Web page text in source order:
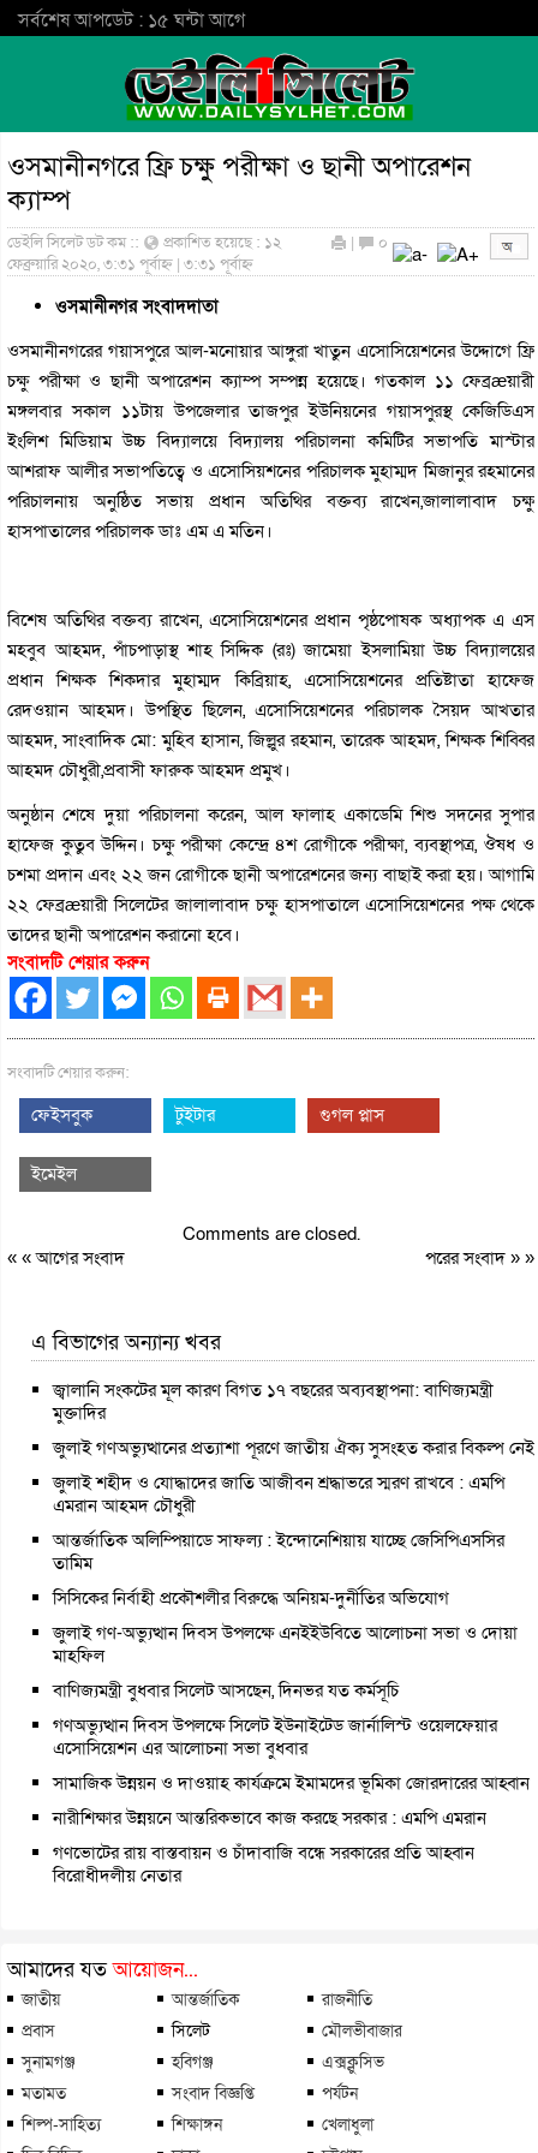
সর্বশেষ আপডেট : ১৫ ঘন্টা আগে
ওসমানীনগরে ফ্রি চক্ষু পরীক্ষা ও ছানী অপারেশন
ক্যাম্প
ডেইলি সিলেট ডট কম ::
প্রকাশিত হয়েছে : ১২
ফেব্রুয়ারি ২০২০, ৩:৩১ পূর্বাহ্ন | ৩:৩১ পূর্বাহ্ন
| ০
ওসমানীনগর সংবাদদাতা
ওসমানীনগরের গয়াসপুরে আল-মনোয়ার আঙ্গুরা খাতুন এসোসিয়েশনের উদ্দোগে ফ্রি
চক্ষু পরীক্ষা ও ছানী অপারেশন ক্যাম্প সম্পন্ন হয়েছে। গতকাল ১১ ফেব্রæয়ারী
মঙ্গলবার সকাল ১১টায় উপজেলার তাজপুর ইউনিয়নের গয়াসপুরস্থ কেজিডিএস
ইংলিশ মিডিয়াম উচ্চ বিদ্যালয়ে বিদ্যালয় পরিচালনা কমিটির সভাপতি মাস্টার
আশরাফ আলীর সভাপতিত্বে ও এসোসিয়শনের পরিচালক মুহাম্মদ মিজানুর রহমানের
পরিচালনায় অনুষ্ঠিত সভায় প্রধান অতিথির বক্তব্য রাখেন,জালালাবাদ চক্ষু
হাসপাতালের পরিচালক ডাঃ এম এ মতিন।
বিশেষ অতিথির বক্তব্য রাখেন, এসোসিয়েশনের প্রধান পৃষ্ঠপোষক অধ্যাপক এ এস
মহবুব আহমদ, পাঁচপাড়াস্থ শাহ সিদ্দিক (রঃ) জামেয়া ইসলামিয়া উচ্চ বিদ্যালয়ের
প্রধান শিক্ষক শিকদার মুহাম্মদ কিব্রিয়াহ, এসোসিয়েশনের প্রতিষ্টাতা হাফেজ
রেদওয়ান আহমদ। উপস্থিত ছিলেন, এসোসিয়েশনের পরিচালক সৈয়দ আখতার
আহমদ, সাংবাদিক মো: মুহিব হাসান, জিল্লুর রহমান, তারেক আহমদ, শিক্ষক শিব্বির
আহমদ চৌধুরী,প্রবাসী ফারুক আহমদ প্রমুখ।
অনুষ্ঠান শেষে দুয়া পরিচালনা করেন, আল ফালাহ একাডেমি শিশু সদনের সুপার
হাফেজ কুতুব উদ্দিন। চক্ষু পরীক্ষা কেন্দ্রে ৪শ রোগীকে পরীক্ষা, ব্যবস্থাপত্র, ঔষধ ও
চশমা প্রদান এবং ২২ জন রোগীকে ছানী অপারেশনের জন্য বাছাই করা হয়। আগামি
২২ ফেব্রæয়ারী সিলেটের জালালাবাদ চক্ষু হাসপাতালে এসোসিয়েশনের পক্ষ থেকে
তাদের ছানী অপারেশন করানো হবে।
সংবাদটি শেয়ার করুন
সংবাদটি শেয়ার করুন:
ফেইসবুক টুইটার গুগল প্লাস
ইমেইল
Comments are closed.
« «আগের সংবাদ পরের সংবাদ» »
এ বিভাগের অন্যান্য খবর
জ্বালানি সংকটের মূল কারণ বিগত ১৭ বছরের অব্যবস্থাপনা: বাণিজ্যমন্ত্রী
মুক্তাদির
জুলাই গণঅভ্যুত্থানের প্রত্যাশা পূরণে জাতীয় ঐক্য সুসংহত করার বিকল্প নেই
জুলাই শহীদ ও যোদ্ধাদের জাতি আজীবন শ্রদ্ধাভরে স্মরণ রাখবে : এমপি
এমরান আহমদ চৌধুরী
আন্তর্জাতিক অলিম্পিয়াডে সাফল্য : ইন্দোনেশিয়ায় যাচ্ছে জেসিপিএসসির
তামিম
সিসিকের নির্বাহী প্রকৌশলীর বিরুদ্ধে অনিয়ম-দুর্নীতির অভিযোগ
জুলাই গণ-অভ্যুত্থান দিবস উপলক্ষে এনইইউবিতে আলোচনা সভা ও দোয়া
মাহফিল
বাণিজ্যমন্ত্রী বুধবার সিলেট আসছেন, দিনভর যত কর্মসূচি
গণঅভ্যুত্থান দিবস উপলক্ষে সিলেট ইউনাইটেড জার্নালিস্ট ওয়েলফেয়ার
এসোসিয়েশন এর আলোচনা সভা বুধবার
সামাজিক উন্নয়ন ও দাওয়াহ কার্যক্রমে ইমামদের ভূমিকা জোরদারের আহ্বান
নারীশিক্ষার উন্নয়নে আন্তরিকভাবে কাজ করছে সরকার : এমপি এমরান
গণভোটের রায় বাস্তবায়ন ও চাঁদাবাজি বন্ধে সরকারের প্রতি আহ্বান
বিরোধীদলীয় নেতার
আমাদের যতআয়োজন...
জাতীয় আন্তর্জাতিক
রাজনীতি
প্রবাস
সিলেট
মৌলভীবাজার
সুনামগঞ্জ
হবিগঞ্জ
এক্সক্লুসিভ
মতামত
সংবাদ বিজ্ঞপ্তি
পর্যটন
শিল্প-সাহিত্য
শিক্ষাঙ্গন
খেলাধুলা